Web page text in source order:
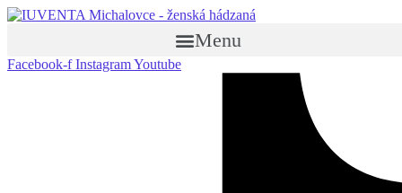
Menu
Facebook-f InstagramYoutube